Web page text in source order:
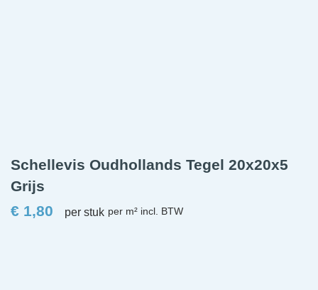
Schellevis Oudhollands Tegel 20x20x5
Grijs
€ 1,80 per stuk